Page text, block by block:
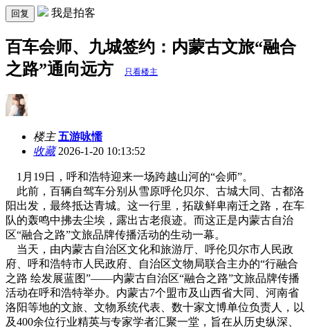
回复 我是拍客
百车会师、九城签约：内蒙古文旅“融合
之路”通向远方
只看楼主
楼主 五游咏懦
收藏2026-1-20 10:13:52
1月19日，呼和浩特迎来一场跨越山河的“会师”。
此前，百辆自驾车分别从雪原呼伦贝尔、古城大同、古都洛
阳出发，最终抵达青城。这一行里，拓跋鲜卑南迁之路，在车
队的轰鸣中拂去尘埃，露出古老痕迹。而这正是内蒙古自治
区“融合之路”文旅品牌传播活动的生动一幕。
当天，由内蒙古自治区文化和旅游厅、呼伦贝尔市人民政
府、呼和浩特市人民政府、自治区文物局联合主办的“行融合
之路 绘发展蓝图”——内蒙古自治区“融合之路”文旅品牌传播
活动在呼和浩特举办。内蒙古7个盟市及山西省大同、河南省
洛阳等地的文旅、文物系统代表、数十家文博单位负责人，以
及400余位行业精英与专家学者汇聚一堂，旨在从历史纵深、